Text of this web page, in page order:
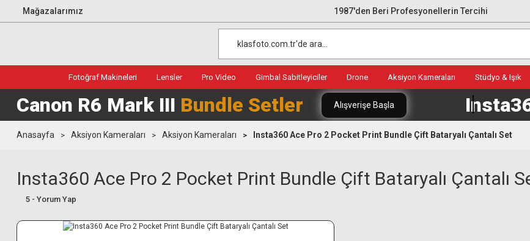
Mağazalarımız 1987'den Beri Profesyonellerin Tercihi
Fotoğraf Makineleri Lensler Pro Video Gimbal Sabitleyiciler Drone Aksiyon Kameraları Stüdyo & Işık
Canon R6 Mark III Bundle Setler Alışverişe Başla
Anasayfa Aksiyon Kameraları Aksiyon Kameraları Insta360 Ace Pro 2 Pocket Print Bundle Çift Bataryalı Çantalı Set
Insta360 Ace Pro 2 Pocket Print Bundle Çift Bataryalı Çantalı
5 - Yorum Yap